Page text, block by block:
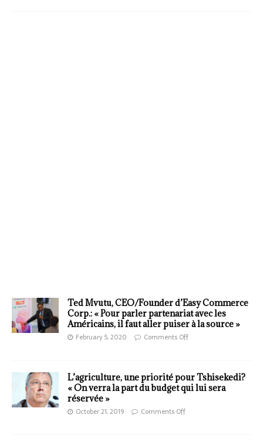
Ted Mvutu, CEO/Founder d’Easy Commerce
Corp.: « Pour parler partenariat avec les
Américains, il faut aller puiser à la source »
February 5, 2020 Comments Off
L’agriculture, une priorité pour Tshisekedi?
« On verra la part du budget qui lui sera
réservée »
October 21, 2019 Comments Off